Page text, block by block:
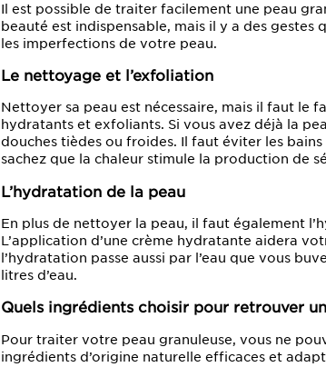
Il est possible de traiter facilement une peau
beauté est indispensable, mais il y a des
les imperfections de votre peau.
Le nettoyage et l’exfoliation
Nettoyer sa peau est nécessaire, mais il faut le
hydratants et exfoliants. Si vous avez déjà la
douches tièdes ou froides. Il faut éviter les
sachez que la chaleur stimule la production de
L’hydratation de la peau
En plus de nettoyer la peau, il faut également
L’application d’une crème hydratante aidera
l’hydratation passe aussi par l’eau que vous
litres d’eau.
Quels ingrédients choisir pour retrouver
Pour traiter votre peau granuleuse, vous ne
ingrédients d’origine naturelle efficaces et